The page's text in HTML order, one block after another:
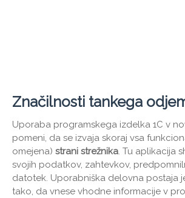
Značilnosti tankega
Uporaba programskega izdelka 1C v
pomeni, da se izvaja skoraj vsa
omejena) strani strežnika . Tu aplikacija
svojih podatkov, zahtevkov,
datotek. Uporabniška delovna postaja
tako, da vnese vhodne informacije v